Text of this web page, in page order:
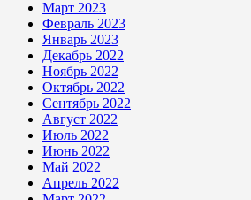
Март 2023
Февраль 2023
Январь 2023
Декабрь 2022
Ноябрь 2022
Октябрь 2022
Сентябрь 2022
Август 2022
Июль 2022
Июнь 2022
Май 2022
Апрель 2022